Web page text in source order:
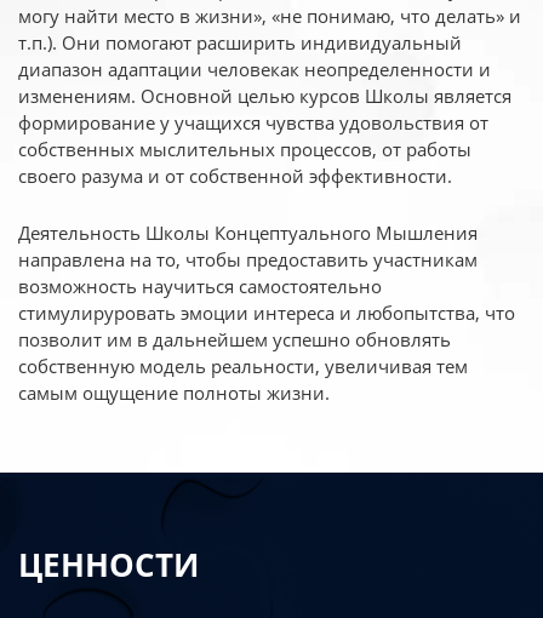
могу найти место в жизни», «не понимаю, что делать» и
т.п.). Они помогают расширить индивидуальный
диапазон адаптации человекак неопределенности и
изменениям. Основной целью курсов Школы является
формирование у учащихся чувства удовольствия от
собственных мыслительных процессов, от работы
своего разума и от собственной эффективности.
Деятельность Школы Концептуального Мышления
направлена на то, чтобы предоставить участникам
возможность научиться самостоятельно
стимулируровать эмоции интереса и любопытства, что
позволит им в дальнейшем успешно обновлять
собственную модель реальности, увеличивая тем
самым ощущение полноты жизни.
ЦЕННОСТИ